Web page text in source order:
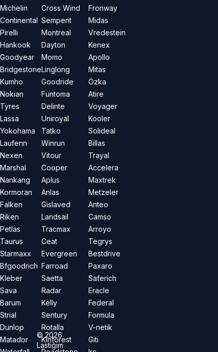
Michelin
Continental
Pirelli
Hankook
Goodyear
Bridgestone
Kumho
Nokian
Tyres
Lassa
Yokohama
Laufenn
Nexen
Marshal
Nankang
Kormoran
Falken
Riken
Petlas
Taurus
Starmaxx
Bfgoodrich
Kleber
Sava
Barum
Strial
Dunlop
Matador
Cross Wind
Semperit
Montreal
Dayton
Momo
Linglong
Goodride
Funtoma
Delinte
Uniroyal
Tatko
Winrun
Vitour
Cooper
Aplus
Anlas
Gislaved
Landsail
Tracmax
Ceat
Evergreen
Farroad
Saetta
Radar
Kelly
Sentury
Rotalla
Kinforest
Fronway
Midas
Vredestein
Kenex
Apollo
Mitas
Özka
Atire
Voyager
Kooler
Solideal
Billas
Trayal
Accelera
Maxtrek
Metzeler
Anteo
Camso
Arroyo
Tegrys
Bestdrive
Paxaro
Saferich
Eracle
Federal
Formula
V-netik
Giti
©2026
Lastiğim